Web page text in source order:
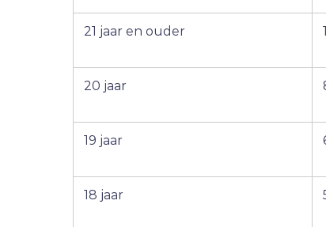
21 jaar en ouder
20 jaar
19 jaar
18 jaar